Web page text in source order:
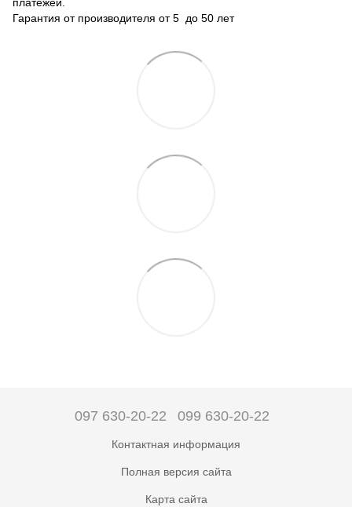
платежей.
Гарантия от производителя от 5 до 50 лет
097 630-20-22 099 630-20-22
Контактная информация
Полная версия сайта
Карта сайта